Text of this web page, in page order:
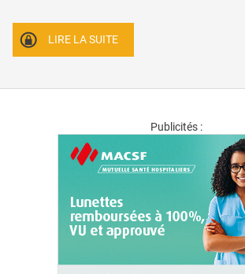
LIRE LA SUITE
Publicités :